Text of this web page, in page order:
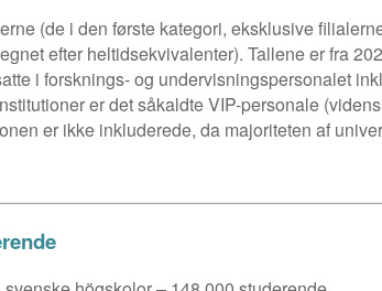
(de i den første kategori, eksklusive
efter heltidsekvivalenter). Tallene er fra
i forsknings- og undervisningspersonalet
er det såkaldte VIP-personale
er ikke inkluderede, da majoriteten af